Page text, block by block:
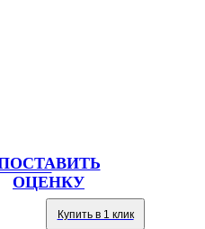
ОЦЕНКУ
JXK СЧ
Купить в 1 клик